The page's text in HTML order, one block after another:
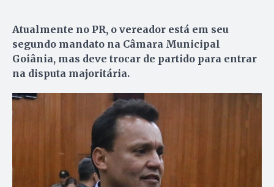
Atualmente no PR, o vereador está em seu
segundo mandato na Câmara Municipal
Goiânia, mas deve trocar de partido para entrar
na disputa majoritária.